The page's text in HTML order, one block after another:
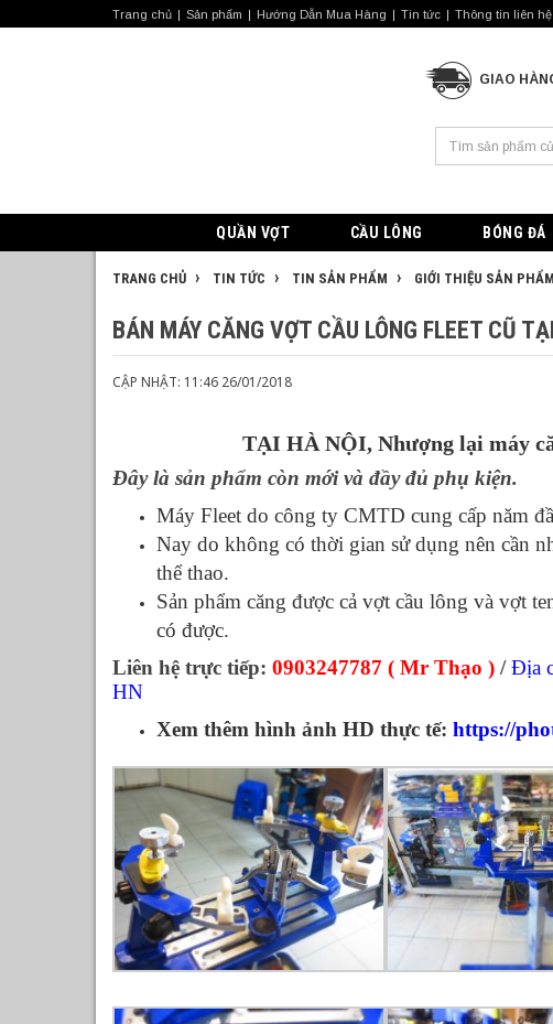
Trang chủ Sản phẩm Hướng Dẫn Mua Hàng Tin tức Thông tin liên hệ
GIAO
QUẦN VỢT CẦU LÔNG BÓNG ĐÁ
TRANG CHỦ TIN TỨC TIN SẢN PHẨM GIỚI THIỆU SẢN PHẨM
BÁN MÁY CĂNG VỢT CẦU LÔNG FLEET CŨ
CẬP NHẬT: 11:46 26/01/2018
TẠI HÀ NỘI, Nhượng lại máy
Đây là sản phẩm còn mới và đầy đủ phụ kiện.
Máy Fleet do công ty CMTD cung cấp năm
Nay do không có thời gian sử dụng nên cần
thể thao.
Sản phẩm căng được cả vợt cầu lông và vợt
có được.
Liên hệ trực tiếp: 0903247787 ( Mr Thạo ) /Địa
HN
Xem thêm hình ảnh HD thực tế: https://